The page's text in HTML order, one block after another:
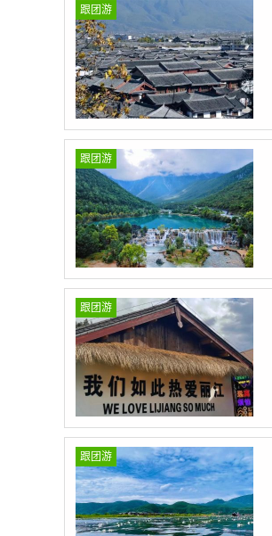
跟团游
跟团游
跟团游
跟团游